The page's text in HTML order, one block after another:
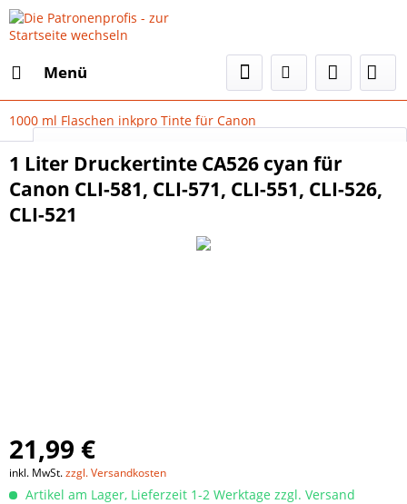
Menü
1000 ml Flaschen inkpro Tinte für Canon
1 Liter Druckertinte CA526 cyan für
Canon CLI-581, CLI-571, CLI-551, CLI-526,
CLI-521
21,99 €
inkl. MwSt.zzgl. Versandkosten
Artikel am Lager, Lieferzeit 1-2 Werktage zzgl. Versand